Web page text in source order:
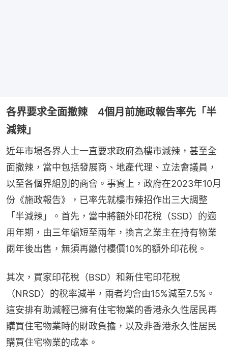
各界要求全面撤辣 4個月前施政報告率先「半
減辣」
近年市場各界人士一直要求政府為樓市減辣，甚至全
面撤辣，當中包括發展商、地產代理、立法會議員，
以至各個界組別的商會。事實上，政府在2023年10月
份《施政報告》，已率先就樓市辣招作出三大調整
「半減辣」。首先，當中將額外印花稅（SSD）的適
用年期，由三年縮短至兩年，換言之業主在持有物業
兩年後出售，無須再繳付樓價10%的額外印花稅。
其次，買家印花稅（BSD）和新住宅印花稅
（NRSD）的稅率減半，兩者均會由15%減至7.5%。
這安排有助減輕已擁有住宅物業的香港永久性居民再
購買住宅物業時的財政負擔，以及非香港永久性居民
購買住宅物業的成本。